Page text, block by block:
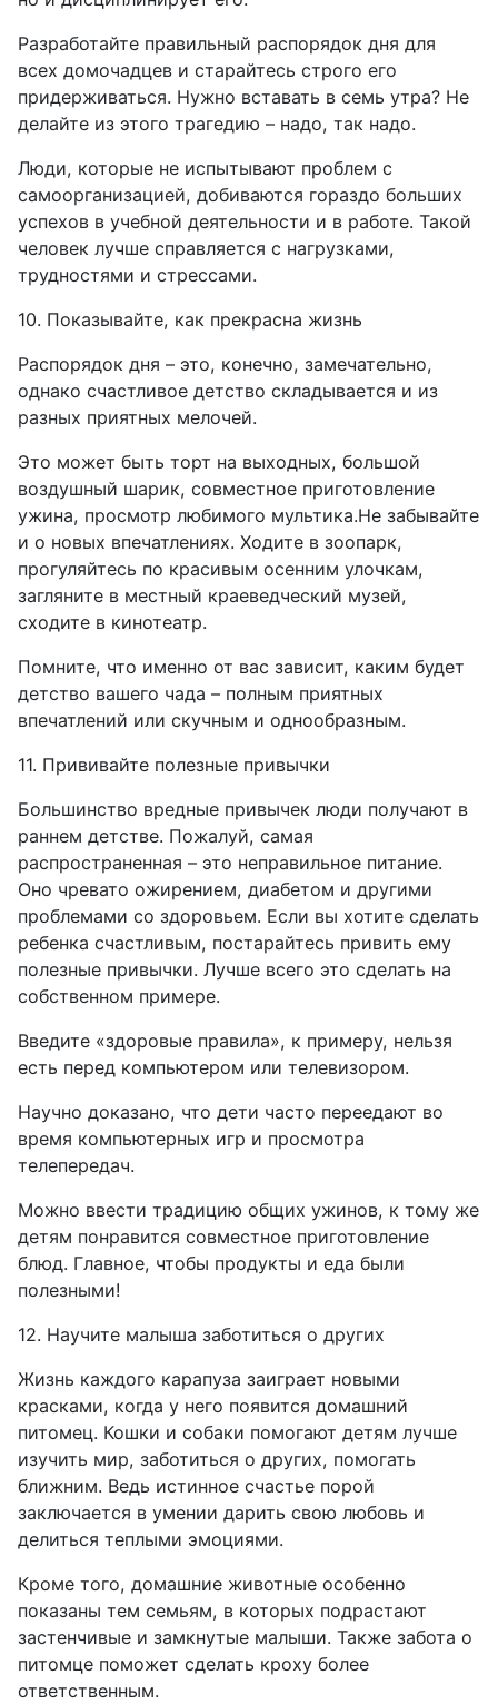
Разработайте правильный распорядок дня для
всех домочадцев и старайтесь строго его
придерживаться. Нужно вставать в семь утра? Не
делайте из этого трагедию – надо, так надо.
Люди, которые не испытывают проблем с
самоорганизацией, добиваются гораздо больших
успехов в учебной деятельности и в работе. Такой
человек лучше справляется с нагрузками,
трудностями и стрессами.
10. Показывайте, как прекрасна жизнь
Распорядок дня – это, конечно, замечательно,
однако счастливое детство складывается и из
разных приятных мелочей.
Это может быть торт на выходных, большой
воздушный шарик, совместное приготовление
ужина, просмотр любимого мультика.Не забывайте
и о новых впечатлениях. Ходите в зоопарк,
прогуляйтесь по красивым осенним улочкам,
загляните в местный краеведческий музей,
сходите в кинотеатр.
Помните, что именно от вас зависит, каким будет
детство вашего чада – полным приятных
впечатлений или скучным и однообразным.
11. Прививайте полезные привычки
Большинство вредные привычек люди получают в
раннем детстве. Пожалуй, самая
распространенная – это неправильное питание.
Оно чревато ожирением, диабетом и другими
проблемами со здоровьем. Если вы хотите сделать
ребенка счастливым, постарайтесь привить ему
полезные привычки. Лучше всего это сделать на
собственном примере.
Введите «здоровые правила», к примеру, нельзя
есть перед компьютером или телевизором.
Научно доказано, что дети часто переедают во
время компьютерных игр и просмотра
телепередач.
Можно ввести традицию общих ужинов, к тому же
детям понравится совместное приготовление
блюд. Главное, чтобы продукты и еда были
полезными!
12. Научите малыша заботиться о других
Жизнь каждого карапуза заиграет новыми
красками, когда у него появится домашний
питомец. Кошки и собаки помогают детям лучше
изучить мир, заботиться о других, помогать
ближним. Ведь истинное счастье порой
заключается в умении дарить свою любовь и
делиться теплыми эмоциями.
Кроме того, домашние животные особенно
показаны тем семьям, в которых подрастают
застенчивые и замкнутые малыши. Также забота о
питомце поможет сделать кроху более
ответственным.